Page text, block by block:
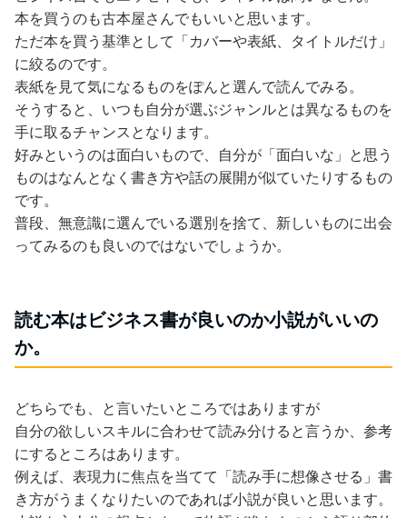
本を買うのも古本屋さんでもいいと思います。
ただ本を買う基準として「カバーや表紙、タイトルだけ」
に絞るのです。
表紙を見て気になるものをぽんと選んで読んでみる。
そうすると、いつも自分が選ぶジャンルとは異なるものを
手に取るチャンスとなります。
好みというのは面白いもので、自分が「面白いな」と思う
ものはなんとなく書き方や話の展開が似ていたりするもの
です。
普段、無意識に選んでいる選別を捨て、新しいものに出会
ってみるのも良いのではないでしょうか。
読む本はビジネス書が良いのか小説がいいの
か。
どちらでも、と言いたいところではありますが
自分の欲しいスキルに合わせて読み分けると言うか、参考
にするところはあります。
例えば、表現力に焦点を当てて「読み手に想像させる」書
き方がうまくなりたいのであれば小説が良いと思います。